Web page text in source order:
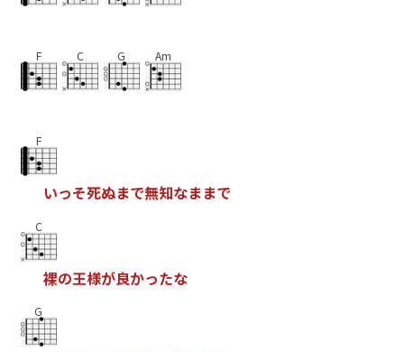
F C G Am
F
いっそ死ぬまで無知なままで
C
裸の王様が良かったな
G